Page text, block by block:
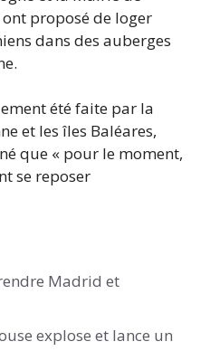
proposé de loger
dans des auberges
été faite par la
et les îles Baléares,
que « pour le moment,
se reposer
Madrid et
explose et lance un